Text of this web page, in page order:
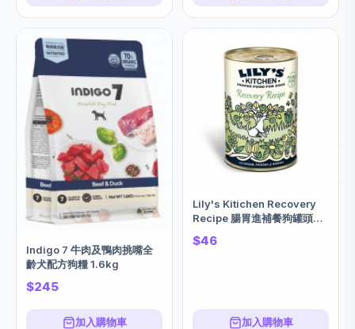
Indigo 7 牛肉及鴨肉挑嘴全
齡犬配方狗糧 1.6kg
$245
加入購物車
Lily's Kitichen Recovery
Recipe 腸胃進補餐狗罐頭
(雞肉+馬鈴薯+香蕉) 400g
$46
加入購物車